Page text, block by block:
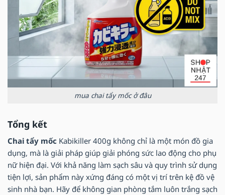
mua chai tẩy mốc ở đâu
Tổng kết
Chai tẩy mốc Kabikiller 400g không chỉ là một món đồ gia
dụng, mà là giải pháp giúp giải phóng sức lao động cho phụ
nữ hiện đại. Với khả năng làm sạch sâu và quy trình sử dụng
tiện lợi, sản phẩm này xứng đáng có một vị trí trên kệ đồ vệ
sinh nhà bạn. Hãy để không gian phòng tắm luôn trắng sạch